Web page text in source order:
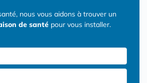
nous vous aidons à trouver un
de santé pour vous installer.